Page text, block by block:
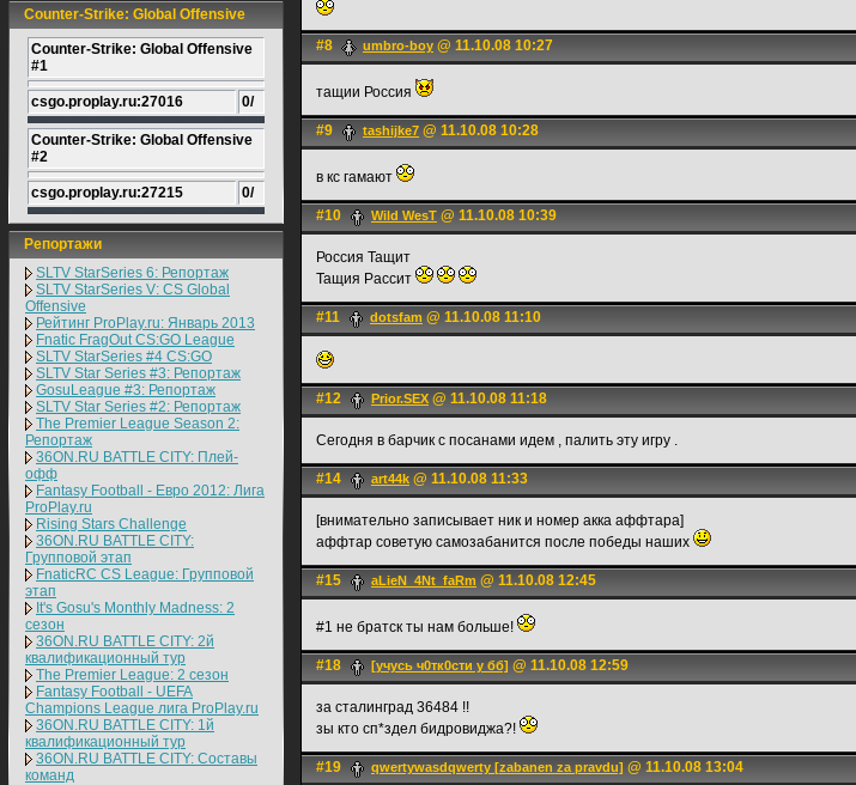
Counter-Strike: Global Offensive
Counter-Strike: Global Offensive
#1
csgo.proplay.ru:27016 0/
Counter-Strike: Global Offensive
#2
csgo.proplay.ru:27215 0/
Репортажи
SLTV StarSeries 6: Репортаж
SLTV StarSeries V: CS Global
Offensive
Рейтинг ProPlay.ru: Январь 2013
Fnatic FragOut CS:GO League
SLTV StarSeries #4 CS:GO
SLTV Star Series #3: Репортаж
GosuLeague #3: Репортаж
SLTV Star Series #2: Репортаж
The Premier League Season 2:
Репортаж
36ON.RU BATTLE CITY: Плей-
офф
Fantasy Football - Евро 2012: Лига
ProPlay.ru
Rising Stars Challenge
36ON.RU BATTLE CITY:
Групповой этап
FnaticRC CS League: Групповой
этап
It's Gosu's Monthly Madness: 2
сезон
36ON.RU BATTLE CITY: 2й
квалификационный тур
The Premier League: 2 cезон
Fantasy Football - UEFA
Champions League лига ProPlay.ru
36ON.RU BATTLE CITY: 1й
квалификационный тур
36ON.RU BATTLE CITY: Составы
команд
#8 umbro-boy @ 11.10.08 10:27
тащии Россия
#9 tashijke7 @ 11.10.08 10:28
в кс гамают
#10 Wild WesT @ 11.10.08 10:39
Россия Тащит
Тащия Рассит
#11 dotsfam @ 11.10.08 11:10
#12 Prior.SEX @ 11.10.08 11:18
Сегодня в барчик с посанами идем , палить эту игру .
#14 art44k @ 11.10.08 11:33
[внимательно записывает ник и номер акка аффтара]
аффтар советую самозабанится после победы наших
#15 aLieN_4Nt_faRm @ 11.10.08 12:45
#1 не братск ты нам больше!
#18 [учусь ч0тк0сти у бб] @ 11.10.08 12:59
за сталинград 36484 !!
зы кто сп*здел бидровиджа?!
#19 qwertywasdqwerty [zabanen za pravdu] @ 11.10.08 13:04